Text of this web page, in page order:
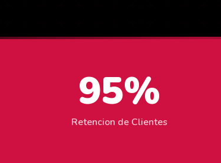
95%
Retencion de Clientes